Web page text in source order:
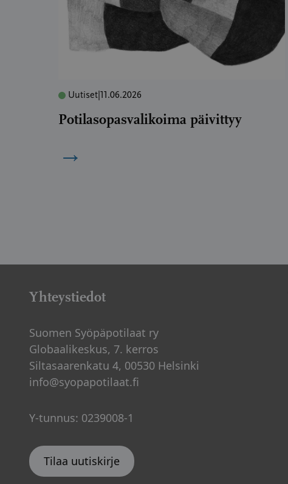
Uutiset 11.06.2026
Potilasopasvalikoima päivittyy
→
Yhteystiedot
Suomen Syöpäpotilaat ry
Globaalikeskus, 7. kerros
Siltasaarenkatu 4, 00530 Helsinki
info@syopapotilaat.fi
Y-tunnus: 0239008-1
Tilaa uutiskirje